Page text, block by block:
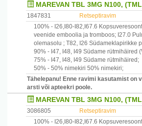
MAREVAN TBL 3MG N100,
1847831 Retseptiravim
100% - I26,I80-I82,I67.6
veenide emboolia ja tromboos; I27.0
olemasolu ; T82, I26 Südameklapirikke
90% - I47, I48, I49 Südame rütmihäired
75% - I47, I48, I49 Südame rütmihäired ;
50% - 50% nimekiri 50% nimekiri;
Tähelepanu! Enne ravimi kasutamist on
arsti või apteekri poole.
MAREVAN TBL 3MG N100,
3086805 Retseptiravim
100% - I26,I80-I82,I67.6